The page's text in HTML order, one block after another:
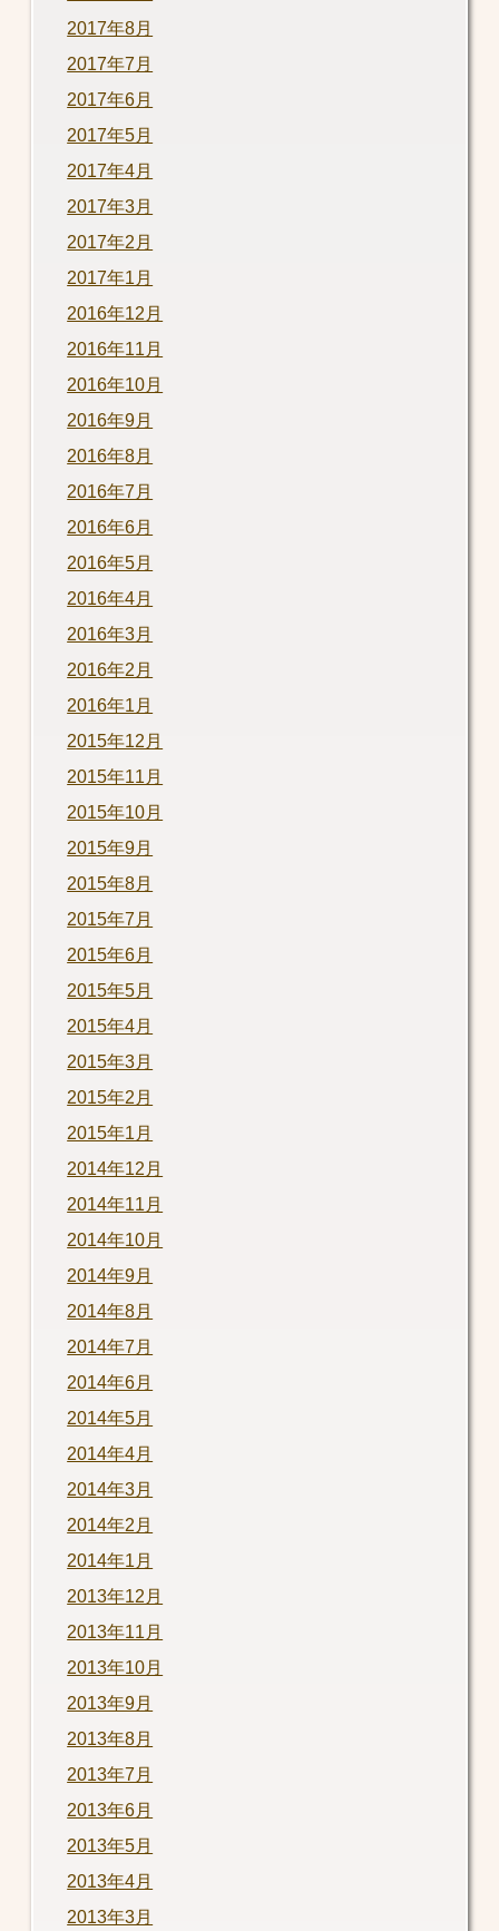
2017年8月
2017年7月
2017年6月
2017年5月
2017年4月
2017年3月
2017年2月
2017年1月
2016年12月
2016年11月
2016年10月
2016年9月
2016年8月
2016年7月
2016年6月
2016年5月
2016年4月
2016年3月
2016年2月
2016年1月
2015年12月
2015年11月
2015年10月
2015年9月
2015年8月
2015年7月
2015年6月
2015年5月
2015年4月
2015年3月
2015年2月
2015年1月
2014年12月
2014年11月
2014年10月
2014年9月
2014年8月
2014年7月
2014年6月
2014年5月
2014年4月
2014年3月
2014年2月
2014年1月
2013年12月
2013年11月
2013年10月
2013年9月
2013年8月
2013年7月
2013年6月
2013年5月
2013年4月
2013年3月